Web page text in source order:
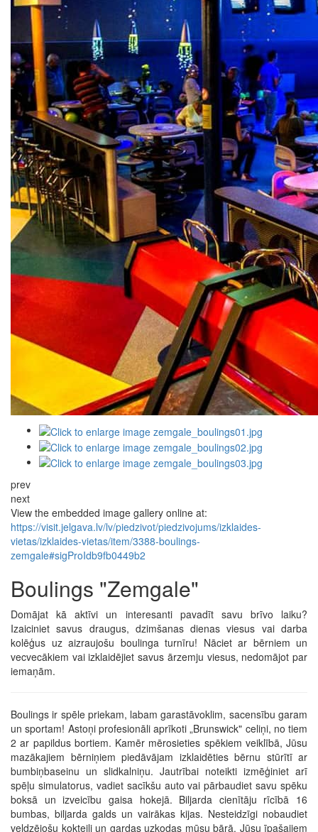
prev
next
View the embedded image gallery online at:
https://visit.jelgava.lv/lv/piedzivot/piedzivojums/izklaides-
vietas/izklaides-vietas/item/3388-boulings-
zemgale#sigProIdb9fb0449b2
Boulings "Zemgale"
Domājat kā aktīvi un interesanti pavadīt savu brīvo laiku?
Izaiciniet savus draugus, dzimšanas dienas viesus vai darba
kolēģus uz aizraujošu boulinga turnīru! Nāciet ar bērniem un
vecvecākiem vai izklaidējiet savus ārzemju viesus, nedomājot par
iemaņām.
Boulings ir spēle priekam, labam garastāvoklim, sacensību garam
un sportam! Astoņi profesionāli aprīkoti „Brunswick" celiņi, no tiem
2 ar papildus bortiem. Kamēr mērosieties spēkiem veiklībā, Jūsu
mazākajiem bērniņiem piedāvājam izklaidēties bērnu stūrītī ar
bumbiņbaseinu un slidkalniņu. Jautrībai noteikti izmēģiniet arī
spēļu simulatorus, vadiet sacīkšu auto vai pārbaudiet savu spēku
boksā un izveicību gaisa hokejā. Biljarda cienītāju rīcībā 16
bumbas, biljarda galds un vairākas kijas. Nesteidzīgi nobaudiet
veldzējošu kokteili un gardas uzkodas mūsu bārā. Jūsu īpašajiem